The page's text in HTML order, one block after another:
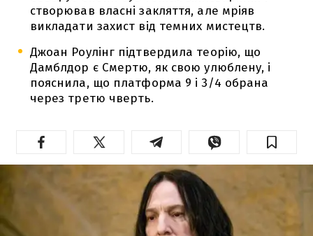
створював власні закляття, але мріяв
викладати захист від темних мистецтв.
Джоан Роулінг підтвердила теорію, що
Дамблдор є Смертю, як свою улюблену, і
пояснила, що платформа 9 і 3/4 обрана
через третю чверть.